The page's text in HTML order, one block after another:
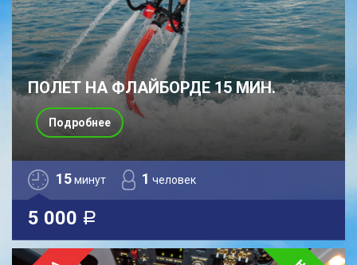
ПОЛЕТ НА ФЛАЙБОРДЕ 15 МИН.
15минут 1 человек
5 000 a
Подробнее